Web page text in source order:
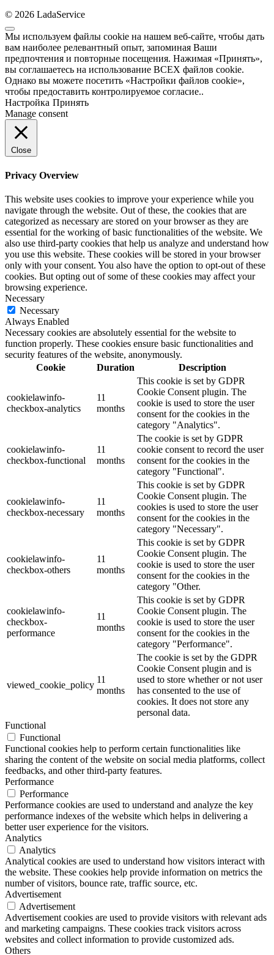
© 2026 LadaService
Мы используем файлы cookie на нашем веб-сайте, чтобы дать
вам наиболее релевантный опыт, запоминая Ваши
предпочтения и повторные посещения. Нажимая «Принять»,
вы соглашаетесь на использование ВСЕХ файлов cookie.
Однако вы можете посетить «Настройки файлов cookie»,
чтобы предоставить контролируемое согласие..
Настройка Принять
Manage consent
Close
Privacy Overview
This website uses cookies to improve your experience while you
navigate through the website. Out of these, the cookies that are
categorized as necessary are stored on your browser as they are
essential for the working of basic functionalities of the website. We
also use third-party cookies that help us analyze and understand how
you use this website. These cookies will be stored in your browser
only with your consent. You also have the option to opt-out of these
cookies. But opting out of some of these cookies may affect your
browsing experience.
Necessary
Necessary
Always Enabled
Necessary cookies are absolutely essential for the website to
function properly. These cookies ensure basic functionalities and
security features of the website, anonymously.
Cookie
Duration Description
cookielawinfo-
checkbox-analytics
11
months
This cookie is set by GDPR
Cookie Consent plugin. The
cookie is used to store the user
consent for the cookies in the
category "Analytics".
cookielawinfo-
checkbox-functional
11
months
The cookie is set by GDPR
cookie consent to record the user
consent for the cookies in the
category "Functional".
cookielawinfo-
checkbox-necessary
11
months
This cookie is set by GDPR
Cookie Consent plugin. The
cookies is used to store the user
consent for the cookies in the
category "Necessary".
cookielawinfo-
checkbox-others
11
months
This cookie is set by GDPR
Cookie Consent plugin. The
cookie is used to store the user
consent for the cookies in the
category "Other.
cookielawinfo-
checkbox-
performance
11
months
This cookie is set by GDPR
Cookie Consent plugin. The
cookie is used to store the user
consent for the cookies in the
category "Performance".
viewed_cookie_policy
11
months
The cookie is set by the GDPR
Cookie Consent plugin and is
used to store whether or not user
has consented to the use of
cookies. It does not store any
personal data.
Functional
Functional
Functional cookies help to perform certain functionalities like
sharing the content of the website on social media platforms, collect
feedbacks, and other third-party features.
Performance
Performance
Performance cookies are used to understand and analyze the key
performance indexes of the website which helps in delivering a
better user experience for the visitors.
Analytics
Analytics
Analytical cookies are used to understand how visitors interact with
the website. These cookies help provide information on metrics the
number of visitors, bounce rate, traffic source, etc.
Advertisement
Advertisement
Advertisement cookies are used to provide visitors with relevant ads
and marketing campaigns. These cookies track visitors across
websites and collect information to provide customized ads.
Others